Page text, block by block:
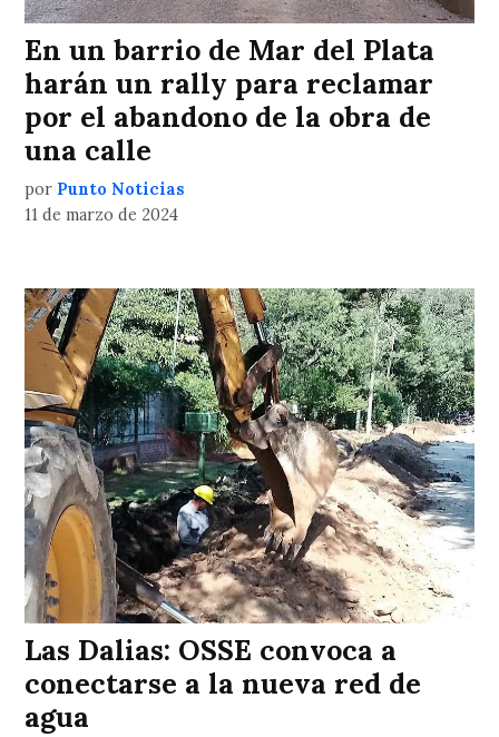
En un barrio de Mar del Plata
harán un rally para reclamar
por el abandono de la obra de
una calle
por Punto Noticias
11 de marzo de 2024
Las Dalias: OSSE convoca a
conectarse a la nueva red de
agua